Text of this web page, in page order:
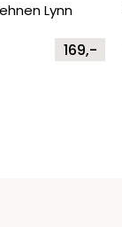
Lynn
169,-